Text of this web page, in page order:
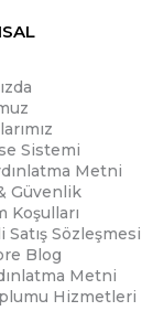
Sistemi
Metni
Güvenlik
Koşulları
Satış Sözleşmesi
Blog
Metni
Hizmetleri